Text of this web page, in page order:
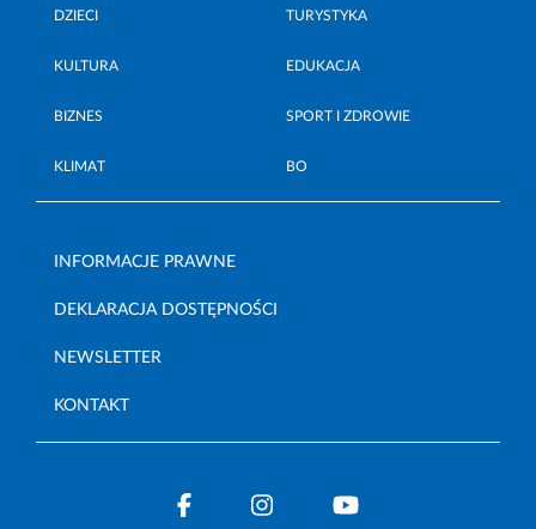
DZIECI TURYSTYKA
KULTURA EDUKACJA
BIZNES SPORT I ZDROWIE
KLIMAT BO
INFORMACJE PRAWNE
DEKLARACJA DOSTĘPNOŚCI
NEWSLETTER
KONTAKT